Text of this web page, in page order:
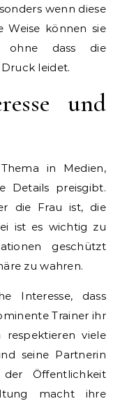
wenn diese
Weise können sie
ohne dass die
leidet.
und
in Medien,
Details preisgibt.
die Frau ist, die
ist es wichtig zu
geschützt
zu wahren.
Interesse, dass
Trainer ihr
respektieren viele
seine Partnerin
Öffentlichkeit
macht ihre